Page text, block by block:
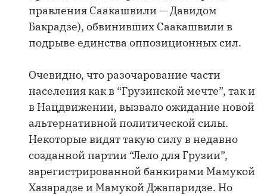
правления Саакашвили — Давидом
Бакрадзе), обвинивших Саакашвили в
подрыве единства оппозиционных сил.
Очевидно, что разочарование части
населения как в “Грузинской мечте”, так и
в Нацдвижении, вызвало ожидание новой
альтернативной политической силы.
Некоторые видят такую силу в недавно
созданной партии “Лело для Грузии”,
зарегистрированной банкирами Мамукой
Хазарадзе и Мамукой Джапаридзе. Но